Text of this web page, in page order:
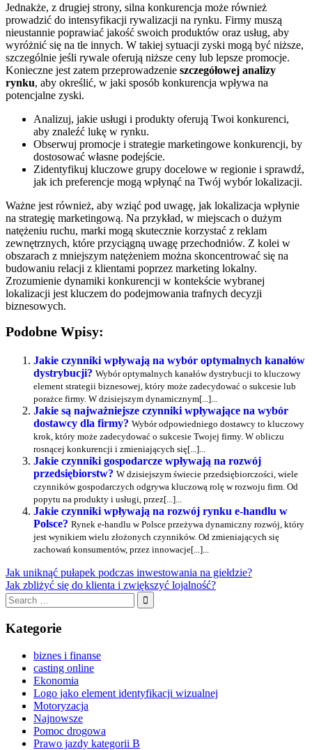
Jednakże, z drugiej strony, silna konkurencja może również
prowadzić do intensyfikacji rywalizacji na rynku. Firmy muszą
nieustannie poprawiać jakość swoich produktów oraz usług, aby
wyróżnić się na tle innych. W takiej sytuacji zyski mogą być niższe,
szczególnie jeśli rywale oferują niższe ceny lub lepsze promocje.
Konieczne jest zatem przeprowadzenie szczegółowej analizy
rynku, aby określić, w jaki sposób konkurencja wpływa na
potencjalne zyski.
Analizuj, jakie usługi i produkty oferują Twoi konkurenci,
aby znaleźć lukę w rynku.
Obserwuj promocje i strategie marketingowe konkurencji, by
dostosować własne podejście.
Zidentyfikuj kluczowe grupy docelowe w regionie i sprawdź,
jak ich preferencje mogą wpłynąć na Twój wybór lokalizacji.
Ważne jest również, aby wziąć pod uwagę, jak lokalizacja wpłynie
na strategię marketingową. Na przykład, w miejscach o dużym
natężeniu ruchu, marki mogą skutecznie korzystać z reklam
zewnętrznych, które przyciągną uwagę przechodniów. Z kolei w
obszarach z mniejszym natężeniem można skoncentrować się na
budowaniu relacji z klientami poprzez marketing lokalny.
Zrozumienie dynamiki konkurencji w kontekście wybranej
lokalizacji jest kluczem do podejmowania trafnych decyzji
biznesowych.
Podobne Wpisy:
Jakie czynniki wpływają na wybór optymalnych kanałów
dystrybucji? Wybór optymalnych kanałów dystrybucji to kluczowy
element strategii biznesowej, który może zadecydować o sukcesie lub
porażce firmy. W dzisiejszym dynamicznym[...]...
Jakie są najważniejsze czynniki wpływające na wybór
dostawcy dla firmy? Wybór odpowiedniego dostawcy to kluczowy
krok, który może zadecydować o sukcesie Twojej firmy. W obliczu
rosnącej konkurencji i zmieniających się[...]...
Jakie czynniki gospodarcze wpływają na rozwój
przedsiębiorstw? W dzisiejszym świecie przedsiębiorczości, wiele
czynników gospodarczych odgrywa kluczową rolę w rozwoju firm. Od
popytu na produkty i usługi, przez[...]...
Jakie czynniki wpływają na rozwój rynku e-handlu w
Polsce? Rynek e-handlu w Polsce przeżywa dynamiczny rozwój, który
jest wynikiem wielu złożonych czynników. Od zmieniających się
zachowań konsumentów, przez innowacje[...]...
Nawigacja
wpisu
Previous
Post:
Jak uniknąć pułapek podczas inwestowania na giełdzie?
Next
Post:
Jak zbliżyć się do klienta i zwiększyć lojalność?
Search
for:
Search
Kategorie
biznes i finanse
casting online
Ekonomia
Logo jako element identyfikacji wizualnej
Motoryzacja
Najnowsze
Pomoc drogowa
Prawo jazdy kategorii B